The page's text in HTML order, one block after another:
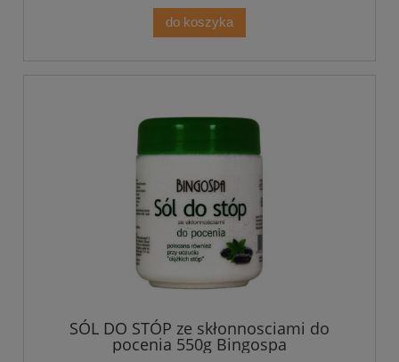
do koszyka
SÓL DO STÓP ze skłonnosciami do
pocenia 550g Bingospa